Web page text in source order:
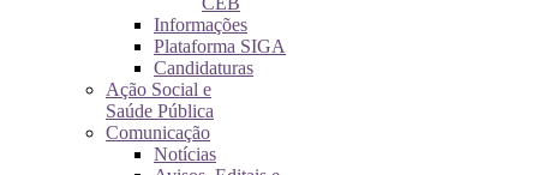
Informações
Plataforma SIGA
Candidaturas
Ação Social e
Saúde Pública
Comunicação
Notícias